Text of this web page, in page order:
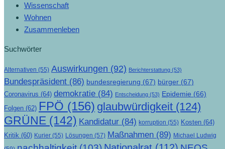
Wissenschaft
Wohnen
Zusammenleben
Suchwörter
Alternativen (55) Auswirkungen (92) Berichterstattung (53)
Bundespräsident (86) bundesregierung (67) bürger (67)
Coronavirus (64) demokratie (84) Entscheidung (53) Epidemie (66)
Folgen (62) FPÖ (156) glaubwürdigkeit (124)
GRÜNE (142) Kandidatur (84) korruption (55) Kosten (64)
Kritik (60) Kurier (55) Lösungen (57) Maßnahmen (89) Michael Ludwig